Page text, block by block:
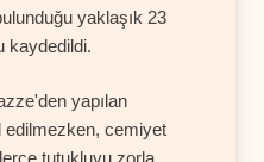
yaklaşık 23
kaydedildi.
yapılan
edilmezken, cemiyet
tutukluyu zorla